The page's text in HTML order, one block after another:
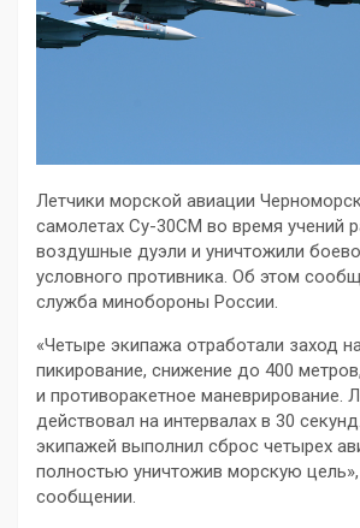
Летчики морской авиации
самолетах Су-30СМ во время учений
воздушные дуэли и уничтожили
условного противника. Об этом
служба минобороны России.
«Четыре экипажа отработали заход
пикирование, снижение до 400
и противоракетное маневрирование.
действовал на интервалах в 30
экипажей выполнил сброс четырех
полностью уничтожив морскую
сообщении.